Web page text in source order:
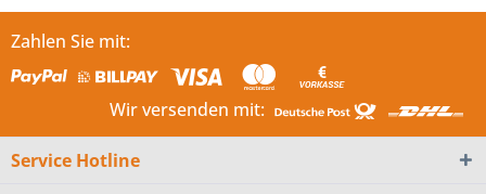
Zahlen Sie mit:
Wir versenden mit:
Service Hotline